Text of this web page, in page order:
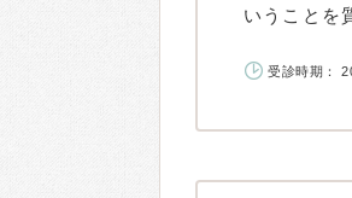
いうことを
受診時期：